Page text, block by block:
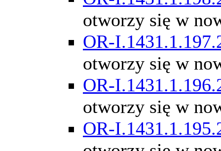
otworzy się w
OR-
otworzy się w
OR-
otworzy się w
OR-